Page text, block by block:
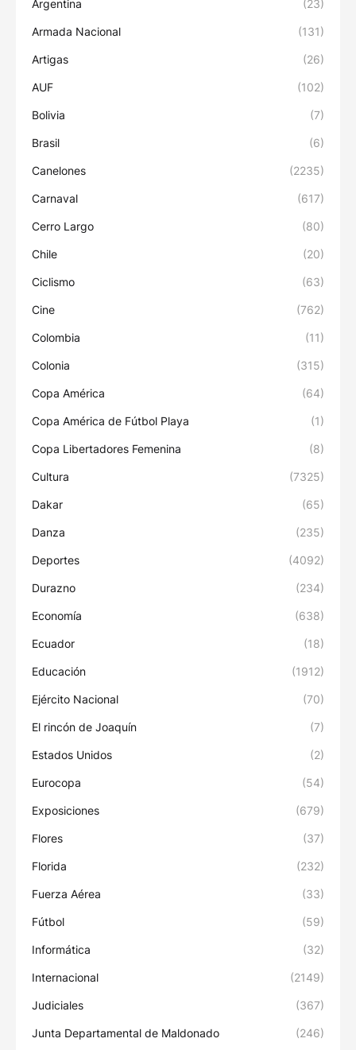
Argentina (23)
Armada Nacional (131)
Artigas (26)
AUF (102)
Bolivia (7)
Brasil (6)
Canelones (2235)
Carnaval (617)
Cerro Largo (80)
Chile (20)
Ciclismo (63)
Cine (762)
Colombia (11)
Colonia (315)
Copa América (64)
Copa América de Fútbol Playa (1)
Copa Libertadores Femenina (8)
Cultura (7325)
Dakar (65)
Danza (235)
Deportes (4092)
Durazno (234)
Economía (638)
Ecuador (18)
Educación (1912)
Ejército Nacional (70)
El rincón de Joaquín (7)
Estados Unidos (2)
Eurocopa (54)
Exposiciones (679)
Flores (37)
Florida (232)
Fuerza Aérea (33)
Fútbol (59)
Informática (32)
Internacional (2149)
Judiciales (367)
Junta Departamental de Maldonado (246)